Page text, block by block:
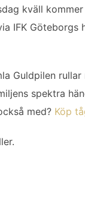
kväll
IFK Göteborgs
Guldpilen
spektra
med? Köp